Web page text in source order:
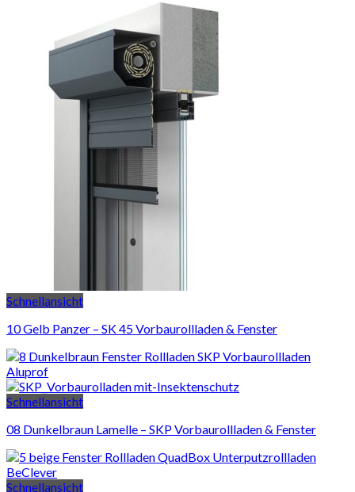
Schnellansicht
10 Gelb Panzer – SK 45 Vorbaurollladen & Fenster
Schnellansicht
08 Dunkelbraun Lamelle – SKP Vorbaurollladen & Fenster
Schnellansicht